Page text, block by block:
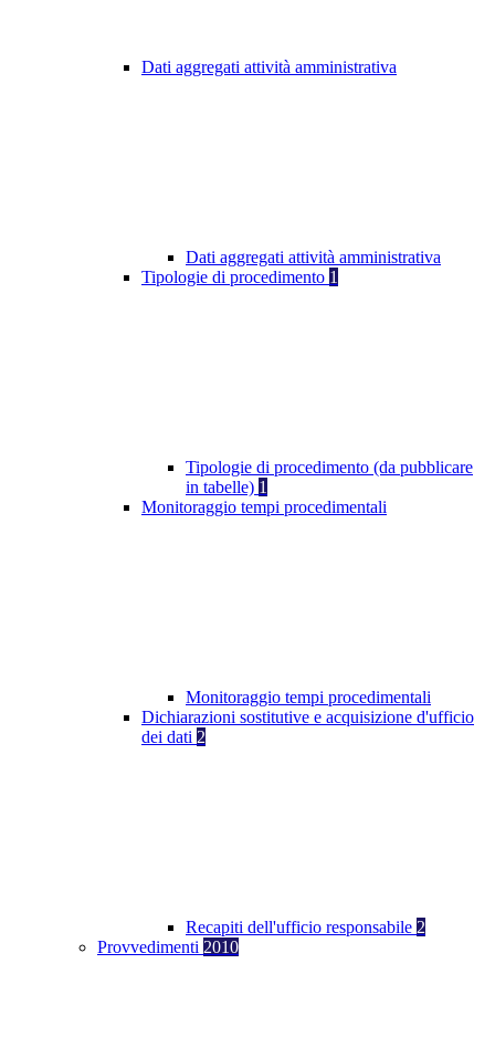
Dati aggregati attività amministrativa
Dati aggregati attività amministrativa
Tipologie di procedimento 1
Tipologie di procedimento (da pubblicare
in tabelle) 1
Monitoraggio tempi procedimentali
Monitoraggio tempi procedimentali
Dichiarazioni sostitutive e acquisizione d'ufficio
dei dati 2
Recapiti dell'ufficio responsabile 2
Provvedimenti 2010